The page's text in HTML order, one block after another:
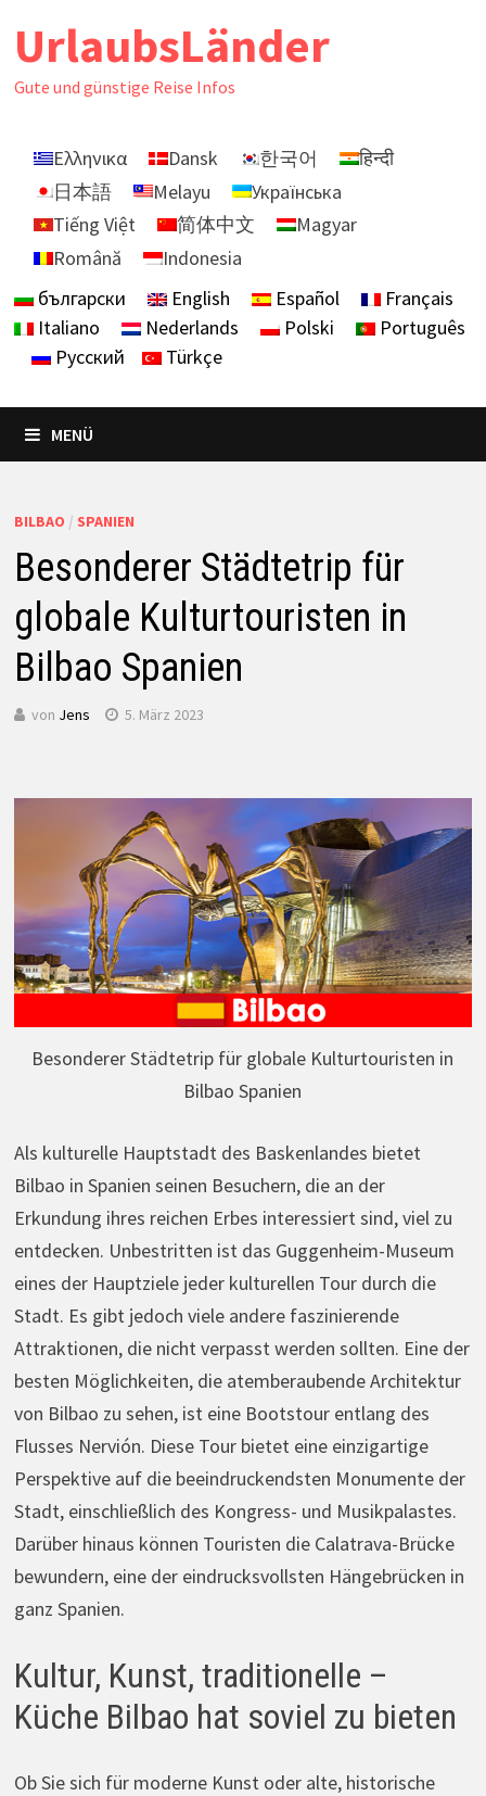
UrlaubsLänder
Gute und günstige Reise Infos
Ελληνικα Dansk 한국어
हिन्दी
日本語
Melayu
Українська
Tiếng Việt
简体中文
Magyar
Română
Indonesia
български
English Español
Français
Italiano
Nederlands Polski
Português
Русский
Türkçe
MENÜ
BILBAO / SPANIEN
Besonderer Städtetrip für
globale Kulturtouristen in
Bilbao Spanien
von Jens 5. März 2023
Besonderer Städtetrip für globale Kulturtouristen in
Bilbao Spanien
Als kulturelle Hauptstadt des Baskenlandes bietet
Bilbao in Spanien seinen Besuchern, die an der
Erkundung ihres reichen Erbes interessiert sind, viel zu
entdecken. Unbestritten ist das Guggenheim-Museum
eines der Hauptziele jeder kulturellen Tour durch die
Stadt. Es gibt jedoch viele andere faszinierende
Attraktionen, die nicht verpasst werden sollten. Eine der
besten Möglichkeiten, die atemberaubende Architektur
von Bilbao zu sehen, ist eine Bootstour entlang des
Flusses Nervión. Diese Tour bietet eine einzigartige
Perspektive auf die beeindruckendsten Monumente der
Stadt, einschließlich des Kongress- und Musikpalastes.
Darüber hinaus können Touristen die Calatrava-Brücke
bewundern, eine der eindrucksvollsten Hängebrücken in
ganz Spanien.
Kultur, Kunst, traditionelle –
Küche Bilbao hat soviel zu bieten
Ob Sie sich für moderne Kunst oder alte, historische